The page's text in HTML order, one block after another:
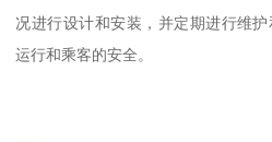
况进行设计和安装，并定期进行维
运行和乘客的安全。